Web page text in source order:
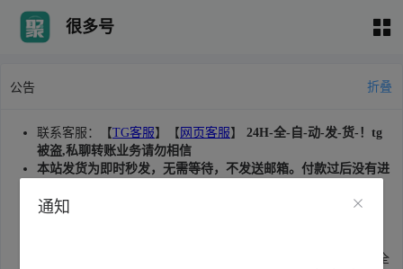
很多号
公告 折叠
联系客服：【TG客服】【 网页客服】 24H-全-自-动-发-货-！tg
被盗,私聊转账业务请勿相信
本站发货为即时秒发，无需等待，不发送邮箱。付款过后没有进
密。
温馨提醒：为满足不同用户的业务需求，本店所售产品类型较全
通知